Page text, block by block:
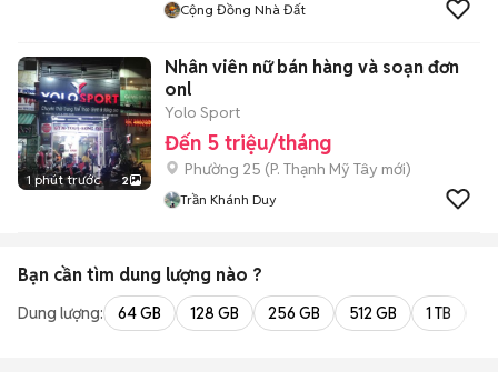
Cộng Đồng Nhà Đất
1 phút trước 2
Nhân viên nữ bán hàng và soạn đơn
onl
Yolo Sport
Đến 5 triệu/tháng
Phường 25 (P. Thạnh Mỹ Tây mới)
Trần Khánh Duy
Bạn cần tìm dung lượng nào ?
Dung lượng: 64 GB 128 GB 256 GB 512 GB 1 TB